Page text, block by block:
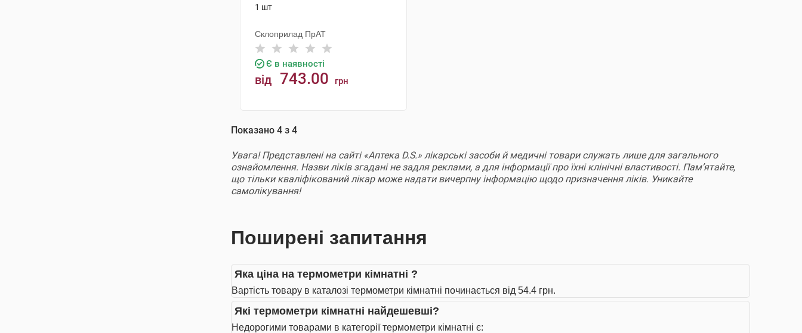
1 шт
Склоприлад ПрАТ
Є в наявності
від 743.00 грн
Показано 4 з 4
Увага! Представлені на сайті «Аптека D.S.» лікарські засоби й медичні товари служать лише для загального
ознайомлення. Назви ліків згадані не задля реклами, а для інформації про їхні клінічні властивості. Пам’ятайте,
що тільки кваліфікований лікар може надати вичерпну інформацію щодо призначення ліків. Уникайте
самолікування!
Поширені запитання
Яка ціна на термометри кімнатні ?
Вартість товару в каталозі термометри кімнатні починається від 54.4 грн.
Які термометри кімнатні найдешевші?
Недорогими товарами в категорії термометри кімнатні є: